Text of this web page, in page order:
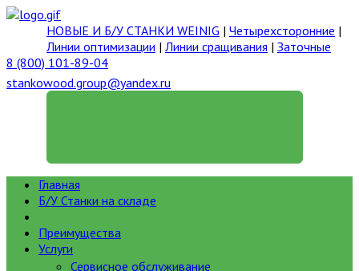
НОВЫЕ И Б/У СТАНКИ WEINIG | Четырехсторонние |
Линии оптимизации | Линии сращивания | Заточные
8 (800) 101-89-04
stankowood.group@yandex.ru
Главная
Б/У Станки на складе
Преимущества
Услуги
Сервисное обслуживание